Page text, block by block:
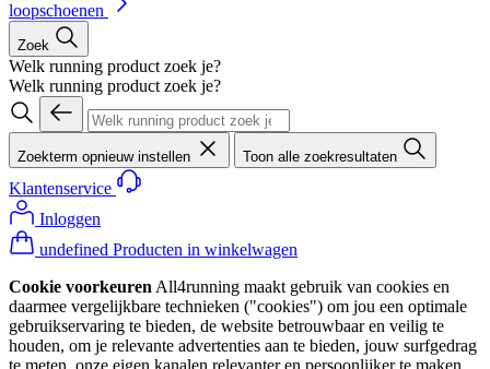
loopschoenen
Zoek
Welk running product zoek je?
Welk running product zoek je?
Zoekterm opnieuw instellen Toon alle zoekresultaten
Klantenservice
Inloggen
undefined Producten in winkelwagen
Cookie voorkeuren All4running maakt gebruik van cookies en
daarmee vergelijkbare technieken ("cookies") om jou een optimale
gebruikservaring te bieden, de website betrouwbaar en veilig te
houden, om je relevante advertenties aan te bieden, jouw surfgedrag
te meten, onze eigen kanalen relevanter en persoonlijker te maken